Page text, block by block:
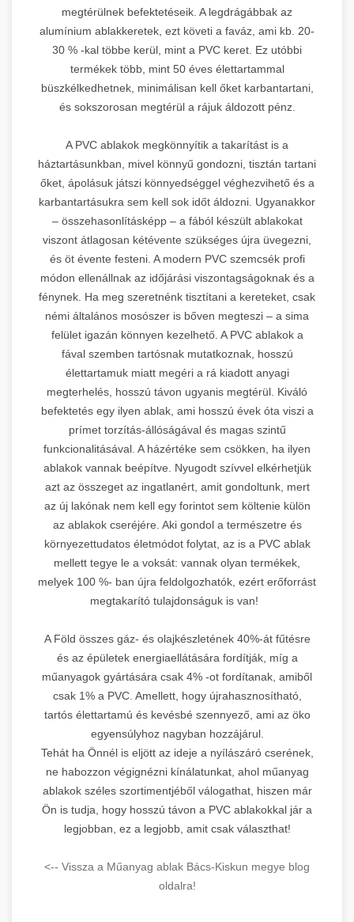
megtérülnek befektetéseik. A legdrágábbak az
alumínium ablakkeretek, ezt követi a faváz, ami kb. 20-
30 % -kal többe kerül, mint a PVC keret. Ez utóbbi
termékek több, mint 50 éves élettartammal
büszkélkedhetnek, minimálisan kell őket karbantartani,
és sokszorosan megtérül a rájuk áldozott pénz.
A PVC ablakok megkönnyítik a takarítást is a
háztartásunkban, mivel könnyű gondozni, tisztán tartani
őket, ápolásuk játszi könnyedséggel véghezvihető és a
karbantartásukra sem kell sok időt áldozni. Ugyanakkor
– összehasonlításképp – a fából készült ablakokat
viszont átlagosan kétévente szükséges újra üvegezni,
és öt évente festeni. A modern PVC szemcsék profi
módon ellenállnak az időjárási viszontagságoknak és a
fénynek. Ha meg szeretnénk tisztítani a kereteket, csak
némi általános mosószer is bőven megteszi – a sima
felület igazán könnyen kezelhető. A PVC ablakok a
fával szemben tartósnak mutatkoznak, hosszú
élettartamuk miatt megéri a rá kiadott anyagi
megterhelés, hosszú távon ugyanis megtérül. Kiváló
befektetés egy ilyen ablak, ami hosszú évek óta viszi a
prímet torzítás-állóságával és magas szintű
funkcionalitásával. A házértéke sem csökken, ha ilyen
ablakok vannak beépítve. Nyugodt szívvel elkérhetjük
azt az összeget az ingatlanért, amit gondoltunk, mert
az új lakónak nem kell egy forintot sem költenie külön
az ablakok cseréjére. Aki gondol a természetre és
környezettudatos életmódot folytat, az is a PVC ablak
mellett tegye le a voksát: vannak olyan termékek,
melyek 100 %- ban újra feldolgozhatók, ezért erőforrást
megtakarító tulajdonságuk is van!
A Föld összes gáz- és olajkészletének 40%-át fűtésre
és az épületek energiaellátására fordítják, míg a
műanyagok gyártására csak 4% -ot fordítanak, amiből
csak 1% a PVC. Amellett, hogy újrahasznosítható,
tartós élettartamú és kevésbé szennyező, ami az öko
egyensúlyhoz nagyban hozzájárul.
Tehát ha Önnél is eljött az ideje a nyílászáró cserének,
ne habozzon végignézni kínálatunkat, ahol műanyag
ablakok széles szortimentjéből válogathat, hiszen már
Ön is tudja, hogy hosszú távon a PVC ablakokkal jár a
legjobban, ez a legjobb, amit csak választhat!
<-- Vissza a Műanyag ablak Bács-Kiskun megye blog
oldalra!